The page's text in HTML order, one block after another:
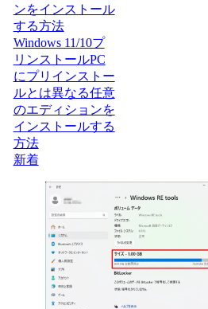
ンをインストール
する方法
Windows 11/10プ
リンストールPC
にプリインストー
ルとは異なる任意
のエディションを
インストールする
方法
新着